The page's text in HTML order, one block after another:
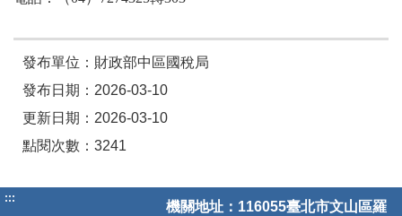
發布單位：財政部中區國稅局
發布日期：2026-03-10
更新日期：2026-03-10
點閱次數：3241
:::
機關地址：116055臺北市文山區羅